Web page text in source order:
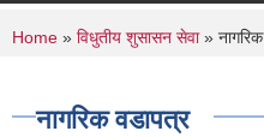
You are here
Home » विधुतीय शुसासन सेवा»
नागरिक वडापत्र